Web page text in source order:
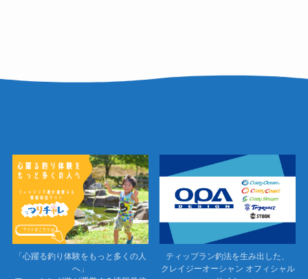
「心躍る釣り体験をもっと多くの人
へ」
ティップラン釣法を生み出した、
クレイジーオーシャン オフィシャル